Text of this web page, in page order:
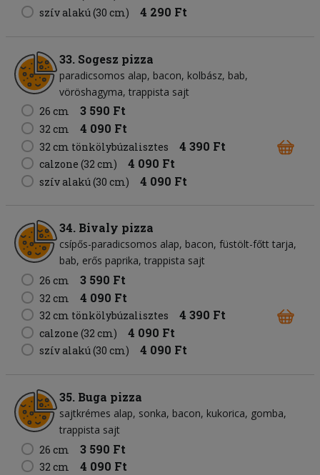
szív alakú (30 cm) 4 290 Ft
33. Sogesz pizza
paradicsomos alap bacon kolbász bab
vöröshagyma trappista sajt
26 cm
3 590 Ft
32 cm 4 090 Ft
32 cm tönkölybúzalisztes 4 390 Ft
calzone (32 cm) 4 090 Ft
szív alakú (30 cm) 4 090 Ft
34. Bivaly pizza
csípős-paradicsomos alap bacon füstölt-főtt tarja
bab erős paprika trappista sajt
26 cm
3 590 Ft
32 cm 4 090 Ft
32 cm tönkölybúzalisztes 4 390 Ft
calzone (32 cm) 4 090 Ft
szív alakú (30 cm) 4 090 Ft
35. Buga pizza
sajtkrémes alap sonka bacon kukorica gomba
trappista sajt
26 cm
3 590 Ft
32 cm 4 090 Ft